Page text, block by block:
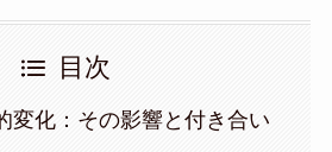
目次
変化：その影響と付き合い